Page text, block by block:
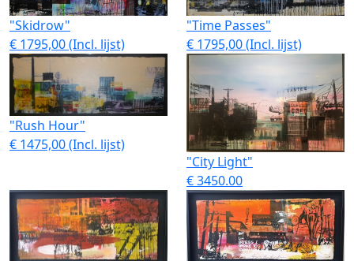
"Skidrow"
€ 1795,00 (Incl. lijst)
"Time Passes"
€ 1795,00 (Incl. lijst)
"Rush Hour"
€ 1475,00 (Incl. lijst)
"City Light"
€ 3450.00